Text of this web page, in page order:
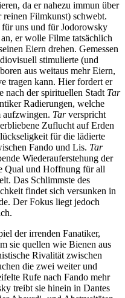
da er nahezu immun über
Filmkunst) schwebt.
uns und für Jodorowsky
er wolle Filme tatsächlich
Eiern drehen. Gemessen
stimulierte (und
aus weitaus mehr Eiern,
tragen kann. Hier fordert er
nach der spirituellen Stadt Tar
Radierungen, welche
aufzwingen. Tarverspricht
Zuflucht auf Erden
für die lädierte
Fando und Lis. Tar
Wiederauferstehung der
Qual und Hoffnung für all
Das Schlimmste des
findet sich versunken in
Der Fokus liegt jedoch
der irrenden Fanatiker,
sie quellen wie Bienen aus
Rivalität zwischen
die zwei weiter und
Rufe nach Fando mehr
treibt sie hinein in Dantes